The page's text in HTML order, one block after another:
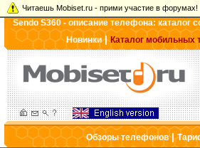
Читаешь Mobiset.ru - прими участие в форумах!
Sendo S360 - описание телефона: каталог
Новинки|Каталог мобильных
Обзоры телефонов|